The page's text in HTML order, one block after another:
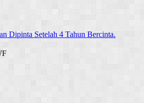
Dipinta Setelah 4 Tahun Bercinta.